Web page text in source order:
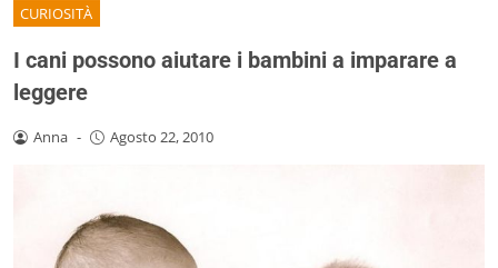
CURIOSITÀ
I cani possono aiutare i bambini a imparare a
leggere
Anna - Agosto 22, 2010